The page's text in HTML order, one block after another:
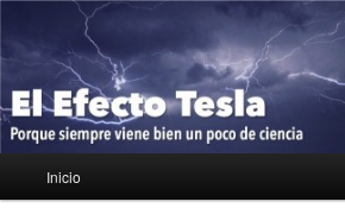
contenido
principal
contenido
secundario
El Efecto Tesla
Porque siempre viene bien un poco de ciencia
principal
Inicio